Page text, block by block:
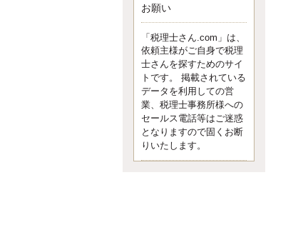
ログです。
なくて七クセ 目は口ほどにモノを言
う 色んなことわざがありますが、無
意識に出ている身体のサイン。 心理
学では、ちゃんと意味があるようで
す。 疑問に思ったら考える 先日知り
合った方、初対面では何
更新:2017年5月1日(京都市下京区)
---------------------
内田敦税理士事務所
イクメン税理士による税金ブ
ログです。
お願い
「税理士さん.com」は、
依頼主様がご自身で税理
士さんを探すためのサイ
トです。 掲載されている
データを利用しての営
業、税理士事務所様への
セールス電話等はご迷惑
となりますので固くお断
りいたします。